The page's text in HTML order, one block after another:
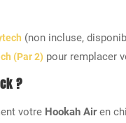
(non incluse,
(Par 2) pour remplacer
?
votre Hookah Airen